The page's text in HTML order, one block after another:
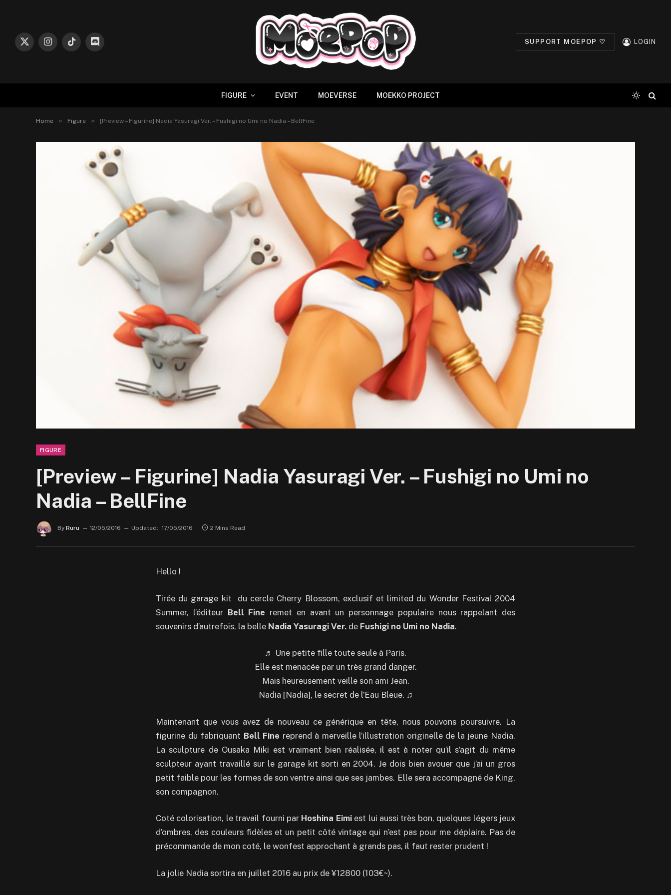
X
InstagramTikTokDiscord
SUPPORT MOEPOP ♡ LOGIN
FIGURE EVENT MOEVERSE MOEKKO PROJECT
Home » Figure » [Preview – Figurine] Nadia Yasuragi Ver. – Fushigi no Umi no Nadia – BellFine
FIGURE
[Preview – Figurine] Nadia Yasuragi Ver. – Fushigi no Umi no
Nadia – BellFine
By Ruru 12/05/2016 Updated: 17/05/2016 2 Mins Read
Hello !
Tirée du garage kit du cercle Cherry Blossom, exclusif et limited du Wonder Festival 2004
Summer, l’éditeur Bell Fine remet en avant un personnage populaire nous rappelant des
souvenirs d’autrefois, la belle Nadia Yasuragi Ver. de Fushigi no Umi no Nadia.
♬ Une petite fille toute seule à Paris.
Elle est menacée par un très grand danger.
Mais heureusement veille son ami Jean.
Nadia [Nadia], le secret de l’Eau Bleue. ♫
Maintenant que vous avez de nouveau ce générique en tête, nous pouvons poursuivre. La
figurine du fabriquant Bell Fine reprend à merveille l’illustration originelle de la jeune Nadia.
La sculpture de Ousaka Miki est vraiment bien réalisée, il est à noter qu’il s’agit du même
sculpteur ayant travaillé sur le garage kit sorti en 2004. Je dois bien avouer que j’ai un gros
petit faible pour les formes de son ventre ainsi que ses jambes. Elle sera accompagné de King,
son compagnon.
Coté colorisation, le travail fourni par Hoshina Eimiest lui aussi très bon, quelques légers jeux
d’ombres, des couleurs fidèles et un petit côté vintage qui n’est pas pour me déplaire. Pas de
précommande de mon coté, le wonfest approchant à grands pas, il faut rester prudent !
La jolie Nadia sortira en juillet 2016 au prix de ¥12800 (103€~).